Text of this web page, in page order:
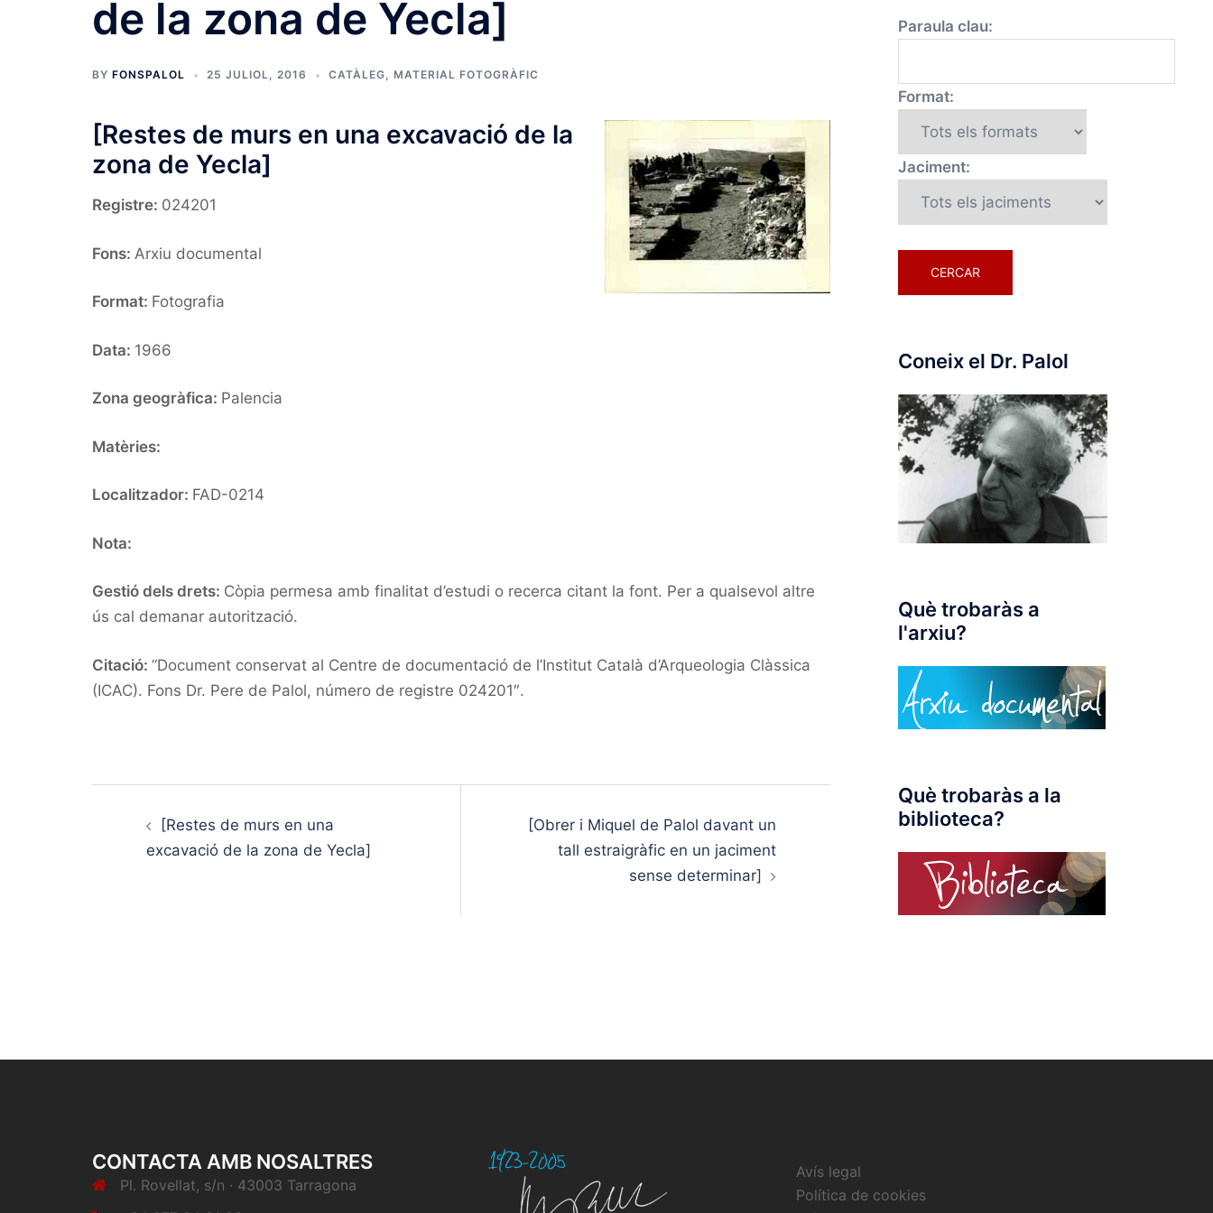
de la zona de Yecla]
BY FONSPALOL 25 JULIOL, 2016 CATÀLEG, MATERIAL FOTOGRÀFIC
[Restes de murs en una excavació de la
zona de Yecla]
Registre: 024201
Fons: Arxiu documental
Format: Fotografia
Data: 1966
Zona geogràfica: Palencia
Matèries:
Localitzador: FAD-0214
Nota:
Gestió dels drets: Còpia permesa amb finalitat d’estudi o recerca citant la font. Per a qualsevol altre
ús cal demanar autorització.
Citació: “Document conservat al Centre de documentació de l’Institut Català d’Arqueologia Clàssica
(ICAC). Fons Dr. Pere de Palol, número de registre 024201″.
navigation[Restes de murs en una
excavació de la zona de Yecla]
[Obrer i Miquel de Palol davant un
tall estraigràfic en un jaciment
sense determinar]
Paraula clau:
Format:
Jaciment:
Coneix el Dr. Palol
Què trobaràs a
l'arxiu?
Què trobaràs a la
biblioteca?
CONTACTA AMB NOSALTRES
Pl. Rovellat, s/n · 43003 Tarragona
Avís legal
Política de cookies